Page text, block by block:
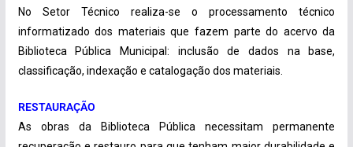
No Setor Técnico realiza-se o processamento técnico
informatizado dos materiais que fazem parte do acervo da
Biblioteca Pública Municipal: inclusão de dados na base,
classificação, indexação e catalogação dos materiais.
RESTAURAÇÃO
As obras da Biblioteca Pública necessitam permanente